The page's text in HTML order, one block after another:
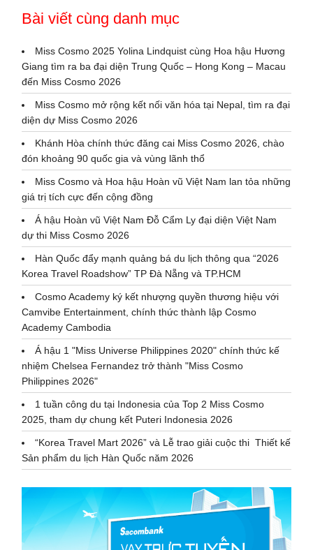
Bài viết cùng danh mục
Miss Cosmo 2025 Yolina Lindquist cùng Hoa hậu Hương
Giang tìm ra ba đại diện Trung Quốc – Hong Kong – Macau
đến Miss Cosmo 2026
Miss Cosmo mở rộng kết nối văn hóa tại Nepal, tìm ra đại
diện dự Miss Cosmo 2026
Khánh Hòa chính thức đăng cai Miss Cosmo 2026, chào
đón khoảng 90 quốc gia và vùng lãnh thổ
Miss Cosmo và Hoa hậu Hoàn vũ Việt Nam lan tỏa những
giá trị tích cực đến cộng đồng
Á hậu Hoàn vũ Việt Nam Đỗ Cẩm Ly đại diện Việt Nam
dự thi Miss Cosmo 2026
Hàn Quốc đẩy mạnh quảng bá du lịch thông qua “2026
Korea Travel Roadshow” TP Đà Nẵng và TP.HCM
Cosmo Academy ký kết nhượng quyền thương hiệu với
Camvibe Entertainment, chính thức thành lập Cosmo
Academy Cambodia
Á hậu 1 "Miss Universe Philippines 2020" chính thức kế
nhiệm Chelsea Fernandez trở thành "Miss Cosmo
Philippines 2026"
1 tuần công du tại Indonesia của Top 2 Miss Cosmo
2025, tham dự chung kết Puteri Indonesia 2026
“Korea Travel Mart 2026” và Lễ trao giải cuộc thi Thiết kế
Sản phẩm du lịch Hàn Quốc năm 2026